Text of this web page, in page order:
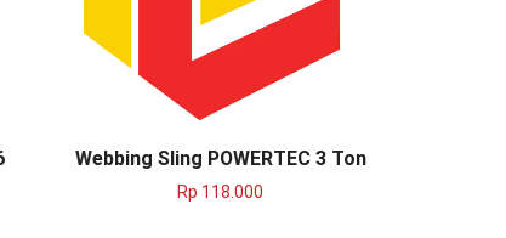
Webbing Sling POWERTEC 3 Ton
Rp 118.000